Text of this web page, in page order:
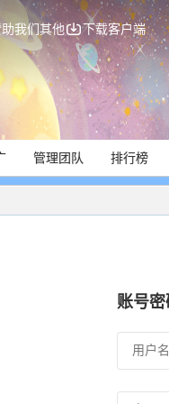
我们其他 下载客户端
管理团队 排行榜
账号